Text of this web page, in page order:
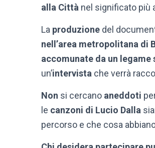
alla Città nel significato più
La produzione del
nell’area metropolitana di
accomunate da un legame
un’intervista che verrà
Non si cercano aneddoti
le canzoni di Lucio Dalla
percorso e che cosa